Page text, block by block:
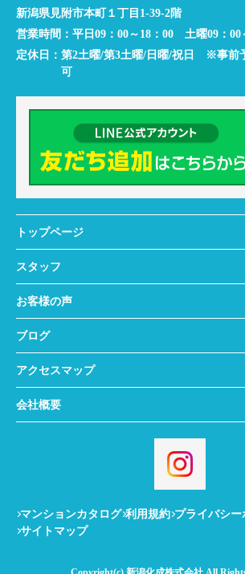
新潟県見附市本町１丁目1-39-2階
営業時間： 平日09：00～18：00 土曜09：00
定休日： 第2土曜/第3土曜/日曜/祝日 ※事前
可
トップページ
スタッフ
お客様の声
ブログ
アクセスマップ
会社概要
マンションカタログ 利用規約 プライバシー
サイトマップ